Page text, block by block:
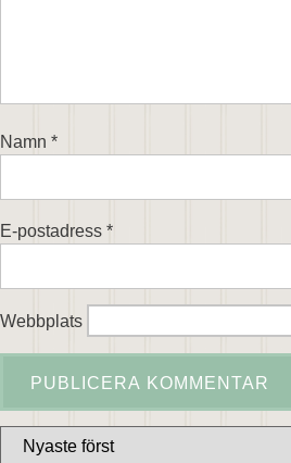
Namn *
E-postadress *
Webbplats